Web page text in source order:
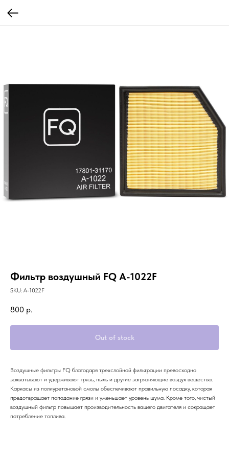
Фильтр воздушный FQ A-1022F
SKU: A-1022F
800 р.
Out of stock
Воздушные фильтры FQ благодаря трехслойной фильтрации превосходно
захватывают и удерживают грязь, пыль и другие загрязняющие воздух вещества.
Каркасы из полиуретановой смолы обеспечивают правильную посадку, которая
предотвращает попадание грязи и уменьшает уровень шума. Кроме того, чистый
воздушный фильтр повышает производительность вашего двигателя и сокращает
потребление топлива.